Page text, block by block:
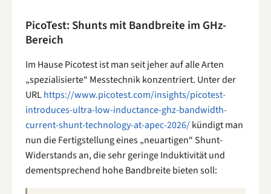
PicoTest: Shunts mit Bandbreite im GHz-
Bereich
Im Hause Picotest ist man seit jeher auf alle Arten
„spezialisierte“ Messtechnik konzentriert. Unter der
URLhttps://www.picotest.com/insights/picotest-
introduces-ultra-low-inductance-ghz-bandwidth-
current-shunt-technology-at-apec-2026/kündigt man
nun die Fertigstellung eines „neuartigen“ Shunt-
Widerstands an, die sehr geringe Induktivität und
dementsprechend hohe Bandbreite bieten soll: